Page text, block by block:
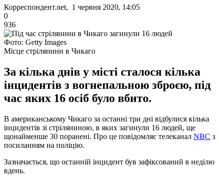
Корреспондент.net, 1 червня 2020, 14:05
0
936
Фото: Getty Images
Місце стрілянини в Чикаго
За кілька днів у місті сталося кілька
інцидентів з вогнепальною зброєю, під
час яких 16 осіб було вбито.
В американському Чикаго за останні три дні відбулися кілька
інцидентів зі стріляниною, в яких загинули 16 людей, ще
щонайменше 30 поранені. Про це повідомляє телеканал NBC з
посиланням на поліцію.
Зазначається, що останній інцидент був зафіксований в неділю
вдень.